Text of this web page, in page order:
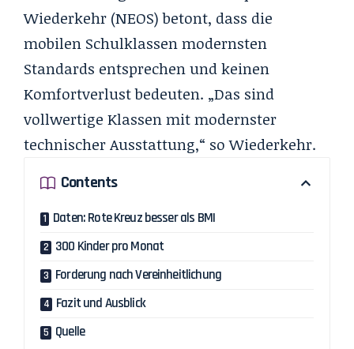
Wiederkehr (NEOS) betont, dass die
mobilen Schulklassen modernsten
Standards entsprechen und keinen
Komfortverlust bedeuten. „Das sind
vollwertige Klassen mit modernster
technischer Ausstattung,“ so Wiederkehr.
Contents
Daten: Rote Kreuz besser als BMI
300 Kinder pro Monat
Forderung nach Vereinheitlichung
Fazit und Ausblick
Quelle